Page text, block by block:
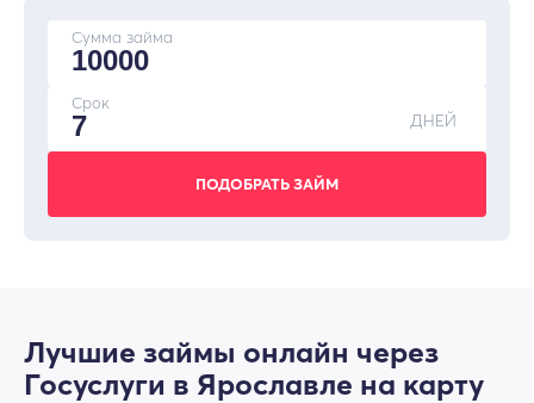
Сумма займа
Срок
ДНЕЙ
Лучшие займы онлайн через
Госуслуги в Ярославле на карту